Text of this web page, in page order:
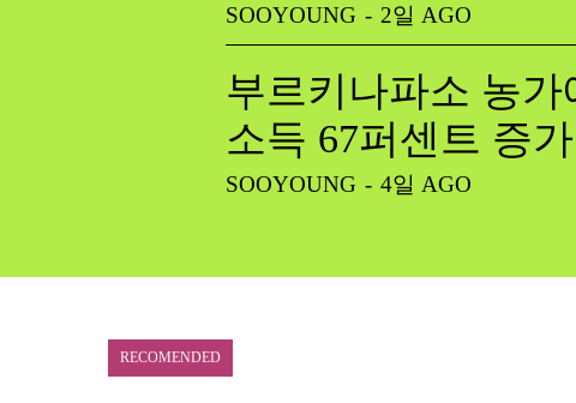
SOOYOUNG - 2일 AGO
부르키나파소 농가
소득 67퍼센트 증가
SOOYOUNG - 4일 AGO
RECOMENDED